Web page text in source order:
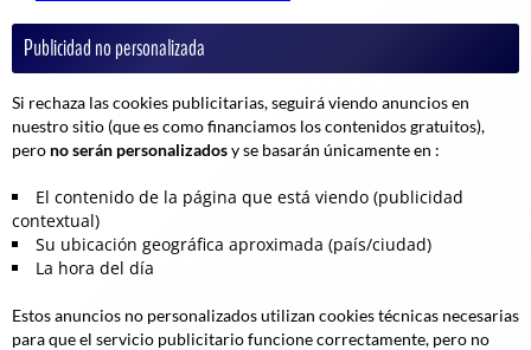
Publicidad no personalizada
Si rechaza las cookies publicitarias, seguirá viendo anuncios en
nuestro sitio (que es como financiamos los contenidos gratuitos),
pero no serán personalizadosy se basarán únicamente en :
El contenido de la página que está viendo (publicidad
contextual)
Su ubicación geográfica aproximada (país/ciudad)
La hora del día
Estos anuncios no personalizados utilizan cookies técnicas necesarias
para que el servicio publicitario funcione correctamente, pero no